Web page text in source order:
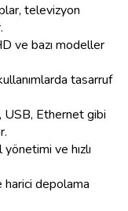
televizyon
ve bazı modeller
tasarruf
USB, Ethernet gibi
ve hızlı
harici depolama